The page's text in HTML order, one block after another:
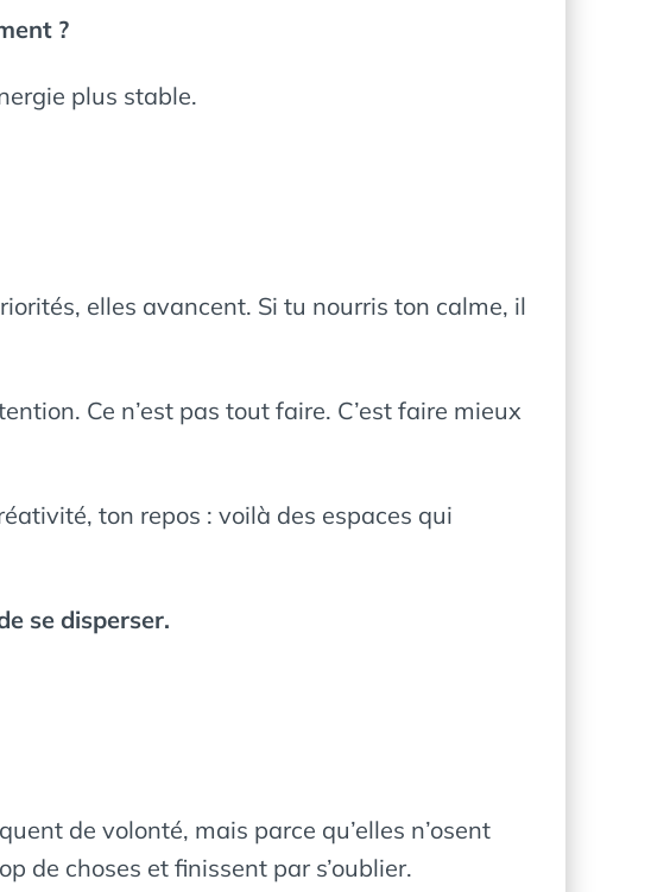
?
plus stable.
elles avancent. Si tu nourris ton calme, il
Ce n’est pas tout faire. C’est faire mieux
ton repos : voilà des espaces qui
se disperser.
de volonté, mais parce qu’elles n’osent
de choses et finissent par s’oublier.